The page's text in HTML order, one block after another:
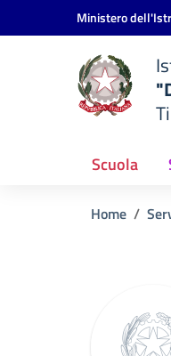
Vai ai contenuti
Vai al menu di navigazione
Ministero
Scuola
Home